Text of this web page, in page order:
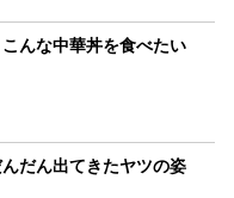
こんな中華丼を食べたい
だん出てきたヤツの姿